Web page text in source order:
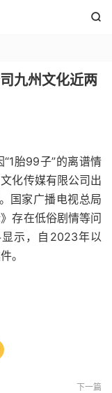

九州文化近两
胎99子”的离谱情
化传媒有限公司出
国家广播电视总局
存在低俗剧情等问
示，自2023年以
。
下一篇